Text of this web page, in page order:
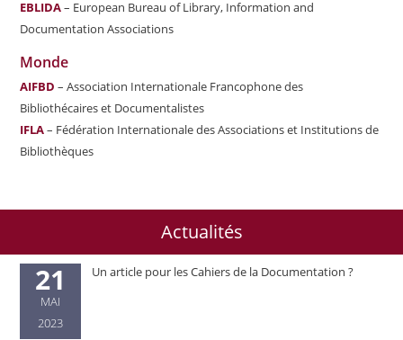
EBLIDA– European Bureau of Library, Information and
Documentation Associations
Monde
AIFBD – Association Internationale Francophone des
Bibliothécaires et Documentalistes
IFLA– Fédération Internationale des Associations et Institutions de
Bibliothèques
Actualités
21
MAI
2023
Un article pour les Cahiers de la Documentation ?